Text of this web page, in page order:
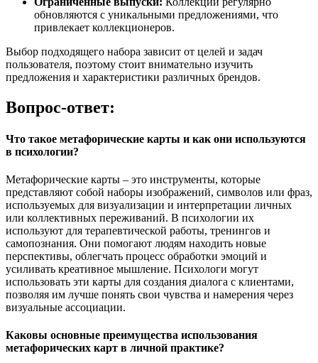
обновляются с уникальными предложениями, что
привлекает коллекционеров.
Выбор подходящего набора зависит от целей и задач
пользователя, поэтому стоит внимательно изучить
предложения и характеристики различных брендов.
Вопрос-ответ:
Что такое метафорические карты и как они используются
в психологии?
Метафорические карты – это инструменты, которые
представляют собой наборы изображений, символов или фраз,
используемых для визуализации и интерпретации личных
или коллективных переживаний. В психологии их
используют для терапевтической работы, тренингов и
самопознания. Они помогают людям находить новые
перспективы, облегчать процесс обработки эмоций и
усиливать креативное мышление. Психологи могут
использовать эти карты для создания диалога с клиентами,
позволяя им лучше понять свои чувства и намерения через
визуальные ассоциации.
Каковы основные преимущества использования
метафорических карт в личной практике?